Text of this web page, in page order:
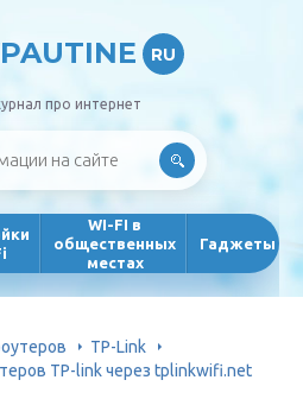
RU
про интернет
WI-FI в
общественных
местах
Гаджеты
TP-Link
TP-link через tplinkwifi.net